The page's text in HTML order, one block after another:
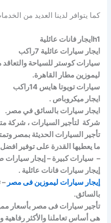
كما يتوافر لدينا العديد من
h1ايجار فانات عائلية
ايجار سيارات عائلية 7راكب
سيارات كوستر للسياحة
ليموزين مطار القاهرة.
سيارات تويوتا هايس 14راكب
ايجار ميكروباص .
ايجار سيارات بالسائق في مصر.
شركة لتأجير السيارات ، شركة
تأجير السيارات الحديثة بمصر
ما يعطيها القدرة على توفير
– سيارات كبيرة – إيجار
إيجار سيارات فانات عائلية .
إيجار سيارات ليموزين فى مصر –
بالسائق.
تأجير سيارات فى مصر بأسعار
هى أساس تعاملنا والأكثر رفاهية